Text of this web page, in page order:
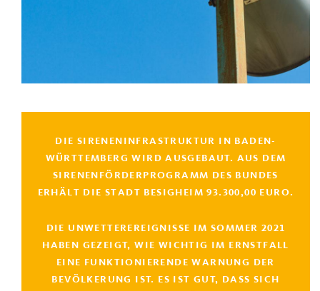
DIE SIRENENINFRASTRUKTUR IN BADEN-
WÜRTTEMBERG WIRD AUSGEBAUT. AUS DEM
SIRENENFÖRDERPROGRAMM DES BUNDES
ERHÄLT DIE STADT BESIGHEIM 93.300,00 EURO.
DIE UNWETTEREREIGNISSE IM SOMMER 2021
HABEN GEZEIGT, WIE WICHTIG IM ERNSTFALL
EINE FUNKTIONIERENDE WARNUNG DER
BEVÖLKERUNG IST. ES IST GUT, DASS SICH